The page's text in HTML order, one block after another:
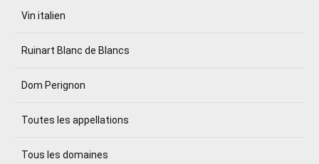
Vin italien
Ruinart Blanc de Blancs
Dom Perignon
Toutes les appellations
Tous les domaines